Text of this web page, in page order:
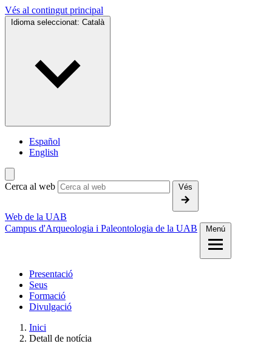
Vés al contingut principal
Idioma seleccionat: Català
Español
English
Cerca al web Vés
Web de la UAB
Campus d'Arqueologia i Paleontologia de la UAB
Menú
Presentació
Seus
Formació
Divulgació
Inici
Detall de notícia